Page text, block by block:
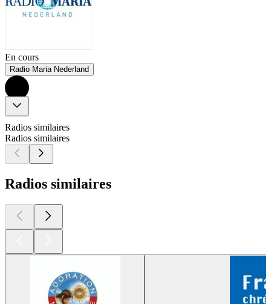
En cours
Radio Maria Nederland
Radios similaires
Radios similaires
Radios similaires